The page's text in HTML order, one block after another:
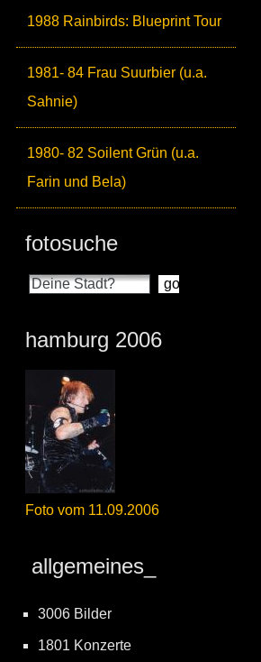
1988 Rainbirds: Blueprint Tour
1981- 84 Frau Suurbier (u.a.
Sahnie)
1980- 82 Soilent Grün (u.a.
Farin und Bela)
fotosuche
hamburg 2006
Foto vom 11.09.2006
allgemeines_
3006 Bilder
1801 Konzerte